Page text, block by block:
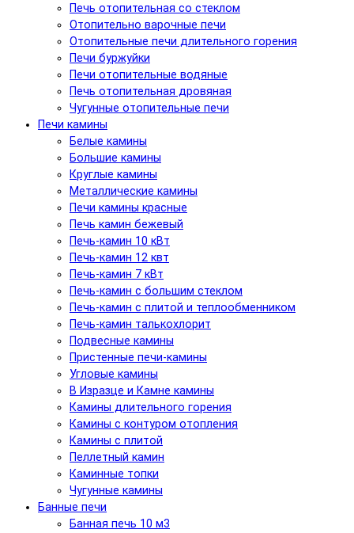
Печь отопительная со стеклом
Отопительно варочные печи
Отопительные печи длительного горения
Печи буржуйки
Печи отопительные водяные
Печь отопительная дровяная
Чугунные отопительные печи
Печи камины
Белые камины
Большие камины
Круглые камины
Металлические камины
Печи камины красные
Печь камин бежевый
Печь-камин 10 кВт
Печь-камин 12 квт
Печь-камин 7 кВт
Печь-камин с большим стеклом
Печь-камин с плитой и теплообменником
Печь-камин талькохлорит
Подвесные камины
Пристенные печи-камины
Угловые камины
В Изразце и Камне камины
Камины длительного горения
Камины с контуром отопления
Камины с плитой
Пеллетный камин
Каминные топки
Чугунные камины
Банные печи
Банная печь 10 м3